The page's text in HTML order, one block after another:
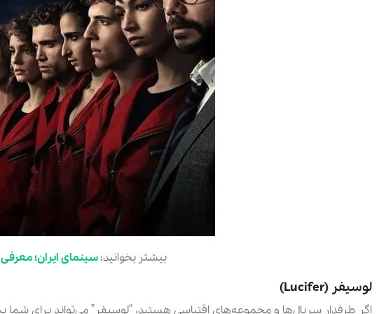
بیشتر بخوانید:سینمای ایران؛ معرفی ۱۰ فیلم برتر دهۀ ۷۰
لوسیفر (Lucifer)